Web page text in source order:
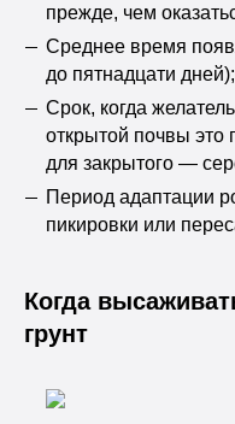
прежде, чем
Среднее время
до пятнадцати дней);
Срок, когда
открытой почвы это
для закрытого —
Период адаптации
пикировки или
Когда
грунт